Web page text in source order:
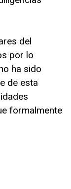
del
por lo
ha sido
de esta
formalmente